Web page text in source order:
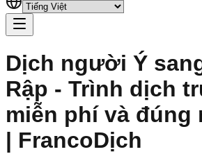
Dịch người Ý
Rập - Trình dịch
miễn phí và đúng
| FrancoDịch